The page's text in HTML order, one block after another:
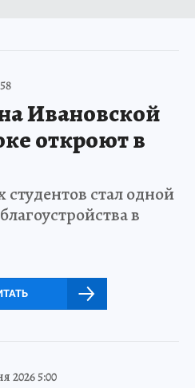
Ивановской
откроют в
стал одной
в
2026 5:00